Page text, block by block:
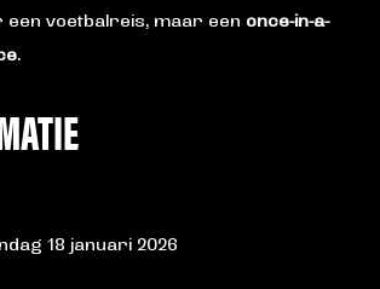
een voetbalreis, maar een once-in-a-
.
18 januari 2026